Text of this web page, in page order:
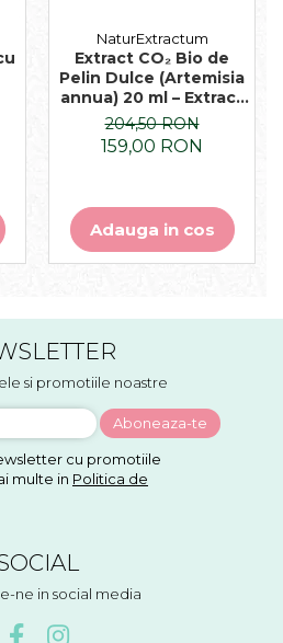
NaturExtractum
Extract CO₂ Bio de
Pelin Dulce (Artemisia
annua) 20 ml – Extract
Supercritic Premium
cu Artemisinină
204,50 RON
159,00 RON
Adauga in cos
si promotiile noastre
cu promotiile
multe in Politica de
ne in social media